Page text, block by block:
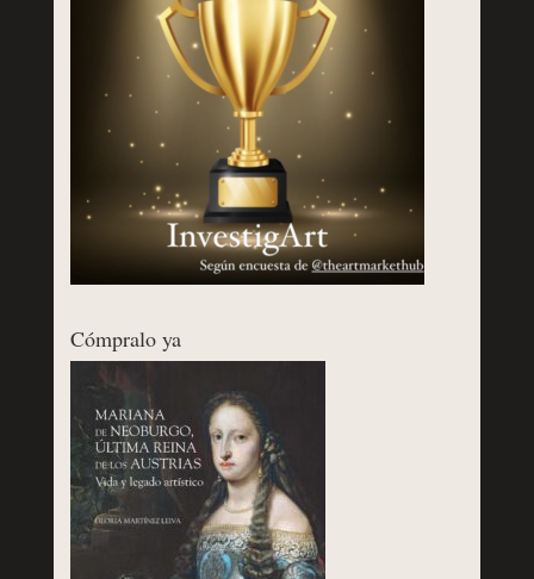
Cómpralo ya